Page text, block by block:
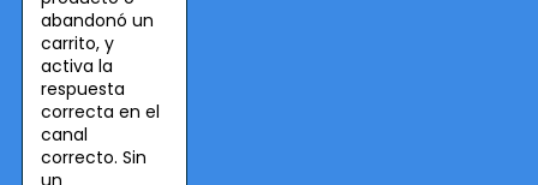
abandonó un
carrito, y
activa la
respuesta
correcta en el
canal
correcto. Sin
un